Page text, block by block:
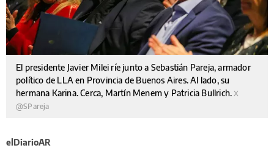
El presidente Javier Milei ríe junto a Sebastián Pareja, armador
político de LLA en Provincia de Buenos Aires. Al lado, su
hermana Karina. Cerca, Martín Menem y Patricia Bullrich.X
@SPareja
elDiarioAR